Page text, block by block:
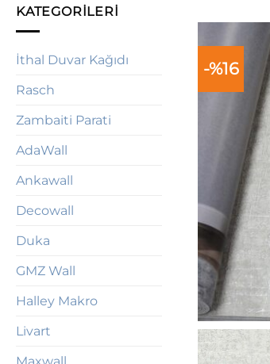
KATEGORILERI
İthal Duvar Kağıdı
Rasch
Zambaiti Parati
AdaWall
Ankawall
Decowall
Duka
GMZ Wall
Halley Makro
Livart
Maxwall
-%16